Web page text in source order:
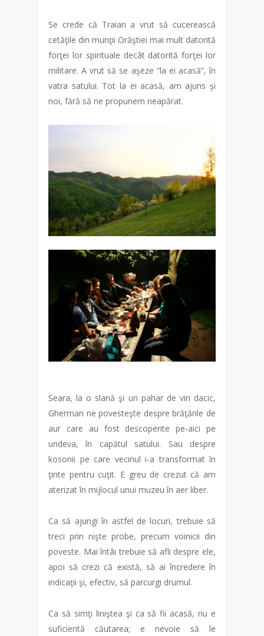
Se crede că Traian a vrut să cucerească
cetăţile din munţii Orăştiei mai mult datorită
forţei lor spirituale decât datorită forţei lor
militare. A vrut să se aşeze “la ei acasă”, în
vatra satului. Tot la ei acasă, am ajuns şi
noi, fără să ne propunem neapărat.
Seara, la o slană şi un pahar de vin dacic,
Gherman ne povesteşte despre brăţările de
aur care au fost descoperite pe-aici pe
undeva, în capătul satului. Sau despre
kosonii pe care vecinul i-a transformat în
ţinte pentru cuţit. E greu de crezut că am
aterizat în mijlocul unui muzeu în aer liber.
Ca să ajungi în astfel de locuri, trebuie să
treci prin nişte probe, precum voinicii din
poveste. Mai întâi trebuie să afli despre ele,
apoi să crezi că există, să ai încredere în
indicaţii şi, efectiv, să parcurgi drumul.
Ca să simţi liniştea şi ca să fii acasă, nu e
suficientă căutarea; e nevoie să le